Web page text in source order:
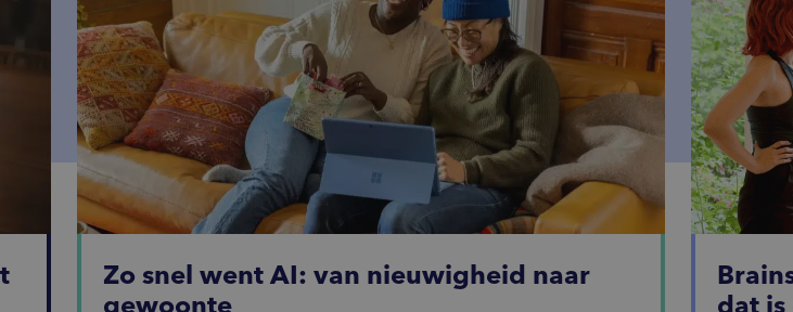
Zo snel went AI: van nieuwigheid naar
gewoonte
dat